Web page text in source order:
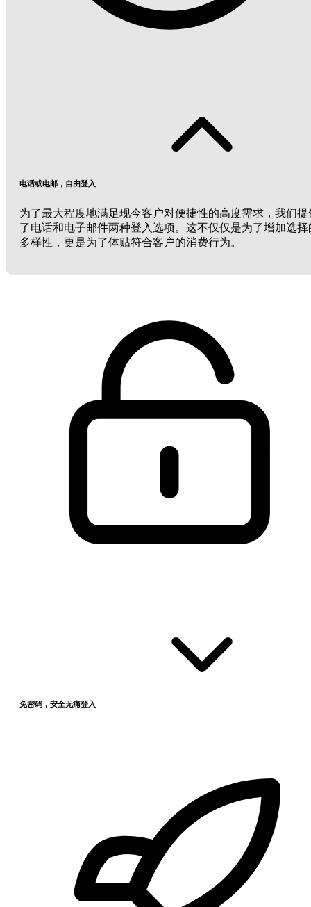
电话或电邮，自由登入
为了最大程度地满足现今客户对便捷性的高度需求，我们提
了电话和电子邮件两种登入选项。这不仅仅是为了增加选择
多样性，更是为了体贴符合客户的消费行为。
免密码，安全无痛登入